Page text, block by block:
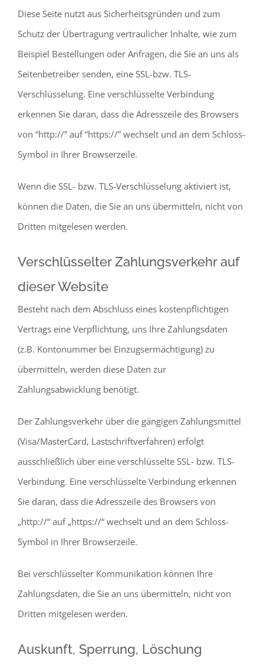
Diese Seite nutzt aus Sicherheitsgründen und zum
Schutz der Übertragung vertraulicher Inhalte, wie zum
Beispiel Bestellungen oder Anfragen, die Sie an uns als
Seitenbetreiber senden, eine SSL-bzw. TLS-
Verschlüsselung. Eine verschlüsselte Verbindung
erkennen Sie daran, dass die Adresszeile des Browsers
von “http://” auf “https://” wechselt und an dem Schloss-
Symbol in Ihrer Browserzeile.
Wenn die SSL- bzw. TLS-Verschlüsselung aktiviert ist,
können die Daten, die Sie an uns übermitteln, nicht von
Dritten mitgelesen werden.
Verschlüsselter Zahlungsverkehr auf
dieser Website
Besteht nach dem Abschluss eines kostenpflichtigen
Vertrags eine Verpflichtung, uns Ihre Zahlungsdaten
(z.B. Kontonummer bei Einzugsermächtigung) zu
übermitteln, werden diese Daten zur
Zahlungsabwicklung benötigt.
Der Zahlungsverkehr über die gängigen Zahlungsmittel
(Visa/MasterCard, Lastschriftverfahren) erfolgt
ausschließlich über eine verschlüsselte SSL- bzw. TLS-
Verbindung. Eine verschlüsselte Verbindung erkennen
Sie daran, dass die Adresszeile des Browsers von
„http://“ auf „https://“ wechselt und an dem Schloss-
Symbol in Ihrer Browserzeile.
Bei verschlüsselter Kommunikation können Ihre
Zahlungsdaten, die Sie an uns übermitteln, nicht von
Dritten mitgelesen werden.
Auskunft, Sperrung, Löschung